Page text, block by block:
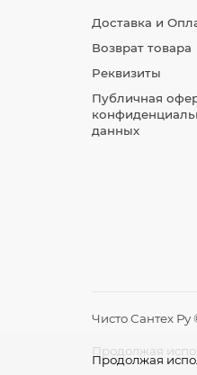
Продолжая
Доставка и
Возврат товара
Реквизиты
Публичная
данных
Чисто Сантех
Продолжая